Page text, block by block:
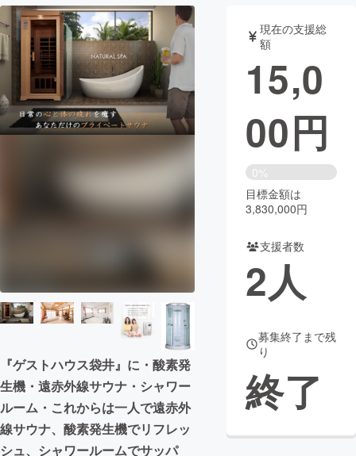
テクノロジー・ガジェット ゲーム・サ
映像・映画 書籍・雑誌
ビジネス・起業 チャレンジ
まちづくり・地域活性化
CAMPFIRE for Social Good
CAMPFIRE Creation
CAMPFIREふるさと納税machi-ya
『ゲストハウス袋井』に・酸素発
生機・遠赤外線サウナ・シャワー
ルーム・これからは一人で遠赤外
線サウナ、酸素発生機でリフレッ
シュ、シャワールームでサッパ
現在の支援総
額
15,0
00円
0%
目標金額は
3,830,000円
支援者数
2人
募集終了まで残
り
終了